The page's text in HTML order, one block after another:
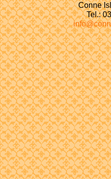
Conne
Tel.: